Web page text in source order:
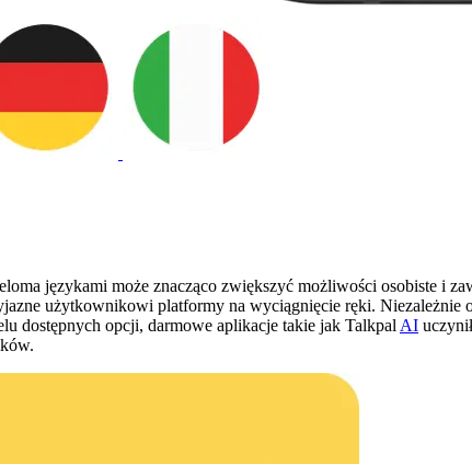
językami może znacząco zwiększyć możliwości osobiste i
użytkownikowi platformy na wyciągnięcie ręki. Niezależnie
dostępnych opcji, darmowe aplikacje takie jak Talkpal AI